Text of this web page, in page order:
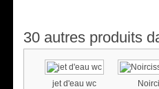
30 autres produits
jet d'eau wc